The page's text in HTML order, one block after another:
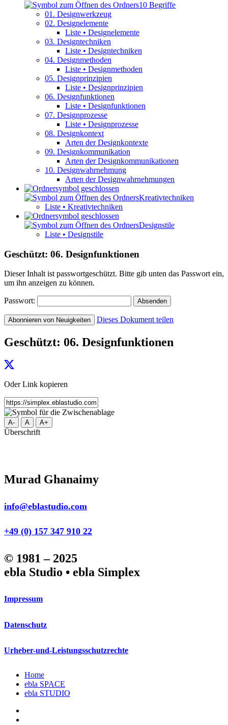
10 Begriffe
01. Designwerkzeug
02. Designelemente
Liste • Designelemente
03. Designtechniken
Liste • Designtechniken
04. Designmethoden
Liste • Designmethoden
05. Designprinzipien
Liste • Designprinzipien
06. Designfunktionen
Liste • Designfunktionen
07. Designprozesse
Liste • Designprozesse
08. Designkontext
Arten der Designkontexte
09. Designkommunikation
Arten der Designkommunikationen
10. Designwahrnehmung
Arten der Designwahrnehmungen
Kreativtechniken
Liste • Kreativtechniken
Designstile
Liste • Designstile
Geschützt: 06. Designfunktionen
Dieser Inhalt ist passwortgeschützt. Bitte gib unten das Passwort ein,
um ihn anzeigen zu können.
Passwort:
Abonnieren von Neuigkeiten Dieses Dokument teilen
Geschützt: 06. Designfunktionen
Oder Link kopieren
A- A A+
Überschrift
Murad Ghanaimy
info@eblastudio.com
+49 (0) 157 347 910 22
© 1981 – 2025
ebla Studio • ebla Simplex
Impressum
Datenschutz
Urheber-und-Leistungsschutzrechte
Close
Menu
Home
ebla SPACE
ebla STUDIO